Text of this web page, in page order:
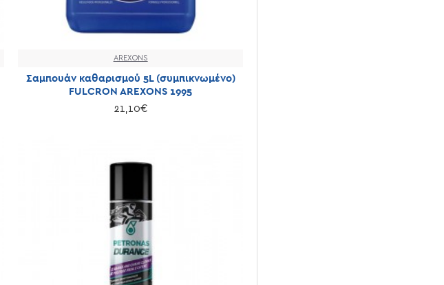
AREXONS
Σαμπουάν καθαρισμού 5L (συμπικνωμένο)
FULCRON AREXONS 1995
21,10€